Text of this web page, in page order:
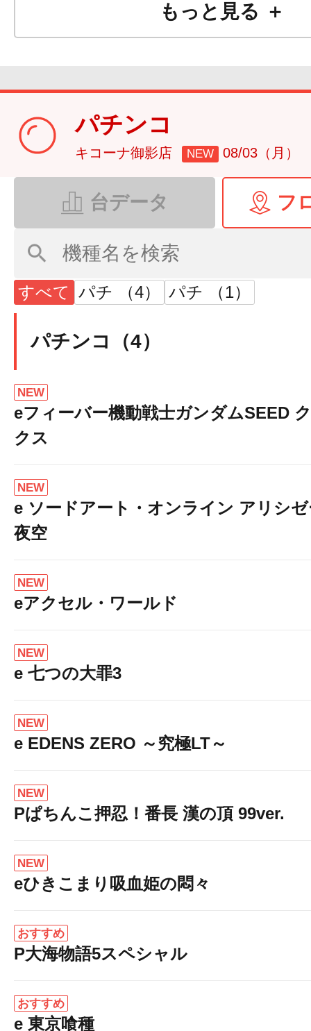
もっと見る ＋
パチンコ
キコーナ御影店 NEW 08/03（月）
台データ フ
すべて パチ （4） パチ （1）
パチンコ（4）
NEW
eフィーバー機動戦士ガンダムSEED
クス
NEW
e ソードアート・オンライン アリシ
夜空
NEW
eアクセル・ワールド
NEW
e 七つの大罪3
NEW
e EDENS ZERO ～究極LT～
NEW
Pぱちんこ押忍！番長 漢の頂 99ver.
NEW
eひきこまり吸血姫の悶々
おすすめ
P大海物語5スペシャル
おすすめ
e 東京喰種